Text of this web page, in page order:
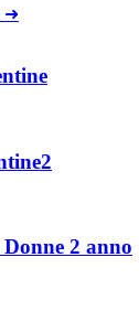
➜
2 anno